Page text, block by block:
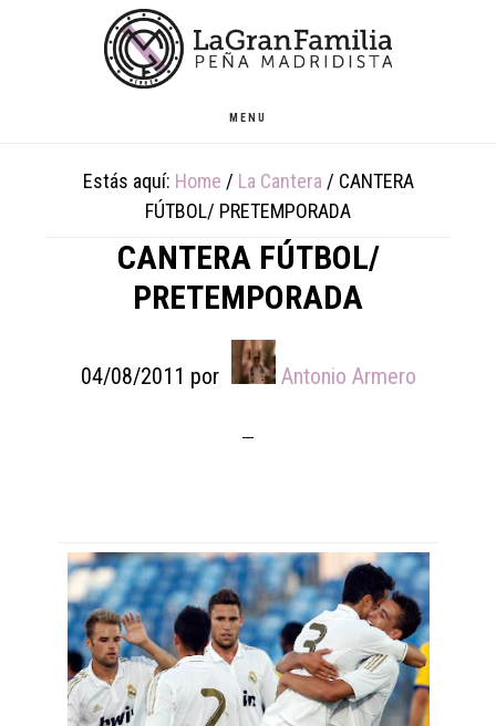
MENU
Estás aquí: Home / La Cantera / CANTERA
FÚTBOL/ PRETEMPORADA
CANTERA FÚTBOL/
PRETEMPORADA
04/08/2011 por Antonio Armero